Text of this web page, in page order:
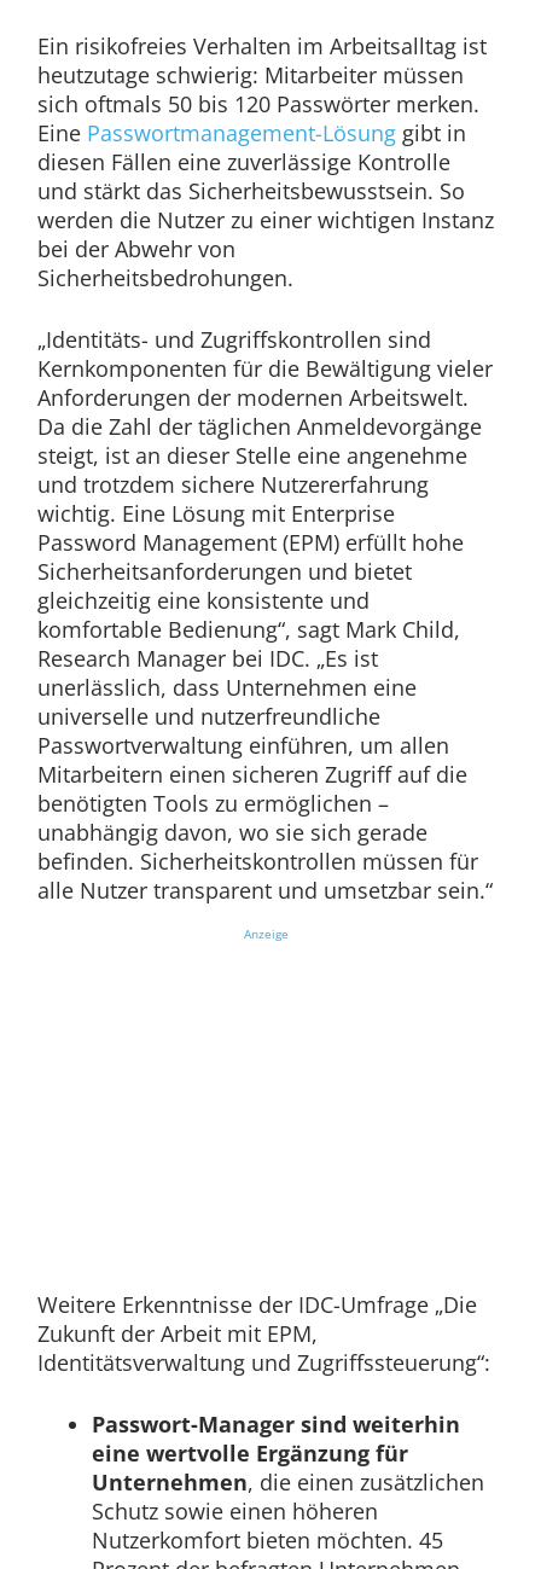
Ein risikofreies Verhalten im Arbeitsalltag ist
heutzutage schwierig: Mitarbeiter müssen
sich oftmals 50 bis 120 Passwörter merken.
Eine Passwortmanagement-Lösunggibt in
diesen Fällen eine zuverlässige Kontrolle
und stärkt das Sicherheitsbewusstsein. So
werden die Nutzer zu einer wichtigen Instanz
bei der Abwehr von
Sicherheitsbedrohungen.
„Identitäts- und Zugriffskontrollen sind
Kernkomponenten für die Bewältigung vieler
Anforderungen der modernen Arbeitswelt.
Da die Zahl der täglichen Anmeldevorgänge
steigt, ist an dieser Stelle eine angenehme
und trotzdem sichere Nutzererfahrung
wichtig. Eine Lösung mit Enterprise
Password Management (EPM) erfüllt hohe
Sicherheitsanforderungen und bietet
gleichzeitig eine konsistente und
komfortable Bedienung“, sagt Mark Child,
Research Manager bei IDC. „Es ist
unerlässlich, dass Unternehmen eine
universelle und nutzerfreundliche
Passwortverwaltung einführen, um allen
Mitarbeitern einen sicheren Zugriff auf die
benötigten Tools zu ermöglichen –
unabhängig davon, wo sie sich gerade
befinden. Sicherheitskontrollen müssen für
alle Nutzer transparent und umsetzbar sein.“
Anzeige
Weitere Erkenntnisse der IDC-Umfrage „Die
Zukunft der Arbeit mit EPM,
Identitätsverwaltung und Zugriffssteuerung“:
Passwort-Manager sind weiterhin
eine wertvolle Ergänzung für
Unternehmen, die einen zusätzlichen
Schutz sowie einen höheren
Nutzerkomfort bieten möchten. 45